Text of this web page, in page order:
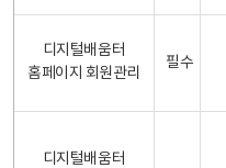
디지털배움터
홈페이지 회원관리
필수
디지털배움터